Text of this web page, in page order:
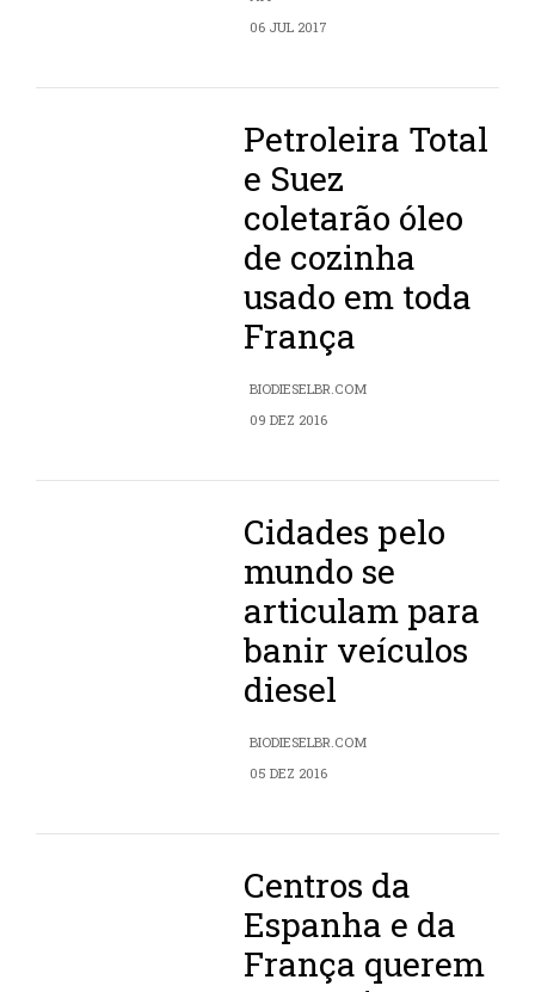
06 JUL 2017
Petroleira Total
e Suez
coletarão óleo
de cozinha
usado em toda
França
BIODIESELBR.COM
09 DEZ 2016
Cidades pelo
mundo se
articulam para
banir veículos
diesel
BIODIESELBR.COM
05 DEZ 2016
Centros da
Espanha e da
França querem